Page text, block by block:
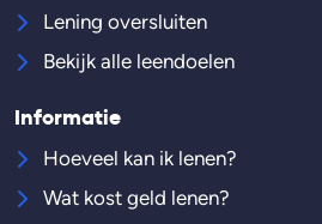
Lening oversluiten
Bekijk alle leendoelen
Informatie
Hoeveel kan ik lenen?
Wat kost geld lenen?